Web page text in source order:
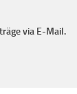
via E-Mail.